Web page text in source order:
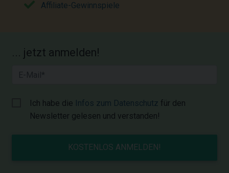
Affiliate-Gewinnspiele
... jetzt anmelden!
Ich habe die Infos zum Datenschutz für den
Newsletter gelesen und verstanden!
KOSTENLOS ANMELDEN!